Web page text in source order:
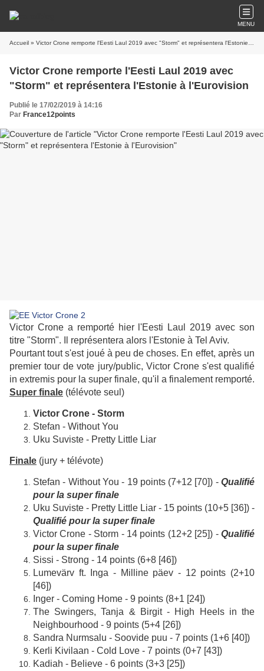
MENU
Accueil » Victor Crone remporte l'Eesti Laul 2019 avec "Storm" et représentera l'Estonie à l'Eurovision
Victor Crone remporte l'Eesti Laul 2019 avec
"Storm" et représentera l'Estonie à l'Eurovision
Publié le 17/02/2019 à 14:16
Par France12points
Victor Crone a remporté hier l'Eesti Laul 2019 avec son
titre "Storm". Il représentera alors l'Estonie à Tel Aviv.
Pourtant tout s'est joué à peu de choses. En effet, après un
premier tour de vote jury/public, Victor Crone s'est qualifié
in extremis pour la super finale, qu'il a finalement remporté.
Super finale (télévote seul)
Victor Crone - Storm
Stefan - Without You
Uku Suviste - Pretty Little Liar
Finale (jury + télévote)
Stefan - Without You - 19 points (7+12 [70]) - Qualifié
pour la super finale
Uku Suviste - Pretty Little Liar - 15 points (10+5 [36]) -
Qualifié pour la super finale
Victor Crone - Storm - 14 points (12+2 [25]) - Qualifié
pour la super finale
Sissi - Strong - 14 points (6+8 [46])
Lumevärv ft. Inga - Milline päev - 12 points (2+10
[46])
Inger - Coming Home - 9 points (8+1 [24])
The Swingers, Tanja & Birgit - High Heels in the
Neighbourhood - 9 points (5+4 [26])
Sandra Nurmsalu - Soovide puu - 7 points (1+6 [40])
Kerli Kivilaan - Cold Love - 7 points (0+7 [43])
Kadiah - Believe - 6 points (3+3 [25])